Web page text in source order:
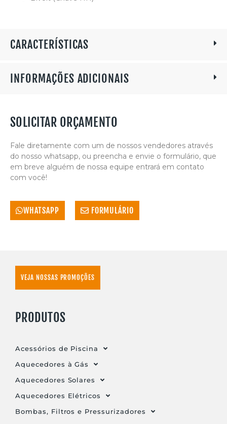
CARACTERÍSTICAS
INFORMAÇÕES ADICIONAIS
SOLICITAR ORÇAMENTO
Fale diretamente com um de nossos vendedores através
do nosso whatsapp, ou preencha e envie o formulário, que
em breve alguém de nossa equipe entrará em contato
com você!
WHATSAPP FORMULÁRIO
VEJA NOSSAS PROMOÇÕES
PRODUTOS
Acessórios de Piscina
Aquecedores à Gás
Aquecedores Solares
Aquecedores Elétricos
Bombas, Filtros e Pressurizadores